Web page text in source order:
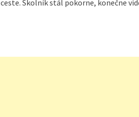
Školník stál pokorne, konečne